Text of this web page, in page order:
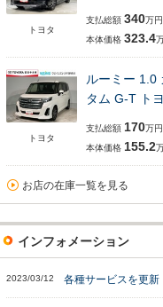
トヨタ
支払総額 340万円
本体価格 323.4
トヨタ
ルーミー 1.0
タム G-T ト
支払総額 170万円
本体価格 155.2
お店の在庫一覧を見る
インフォメーション
2023/03/12 各種サービスを更新